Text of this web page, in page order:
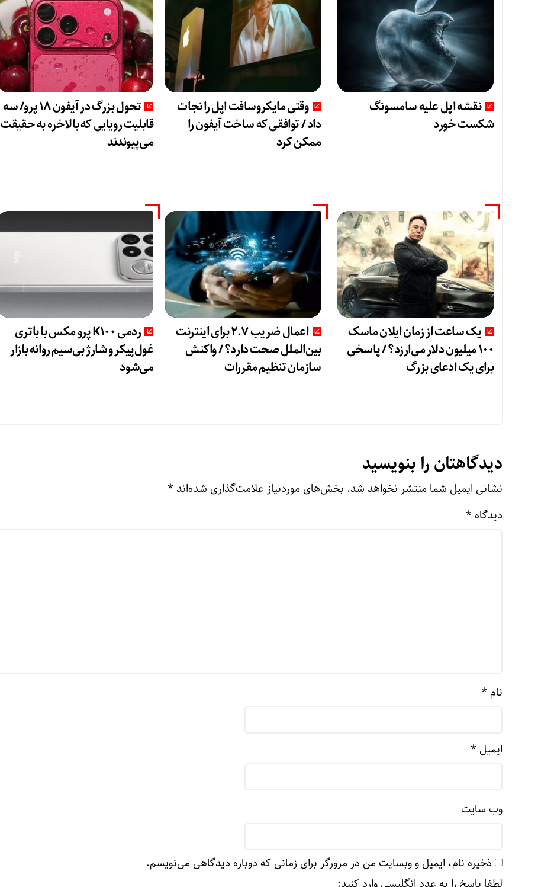
نقشه اپل علیه سامسونگ
شکست خورد
وقتی مایکروسافت اپل را نجات
داد / توافقی که ساخت آیفون را
ممکن کرد
تحول بزرگ در آیفون ۱۸ پرو/ سه
قابلیت رویایی که بالاخره به حقیقت
می‌پیوندند
یک ساعت از زمان ایلان ماسک
۱۰۰ میلیون دلار می‌ارزد؟ / پاسخی
برای یک ادعای بزرگ
اعمال ضریب ۲.۷ برای اینترنت
بین‌الملل صحت دارد؟ / واکنش
سازمان تنظیم مقررات
ردمی K100 پرو مکس با باتری
غول‌پیکر و شارژ بی‌سیم روانه بازار
می‌شود
دیدگاهتان را بنویسید
نشانی ایمیل شما منتشر نخواهد شد. بخش‌های موردنیاز علامت‌گذاری شده‌اند *
دیدگاه *
نام *
ایمیل *
وب‌ سایت
ذخیره نام، ایمیل و وبسایت من در مرورگر برای زمانی که دوباره دیدگاهی می‌نویسم.